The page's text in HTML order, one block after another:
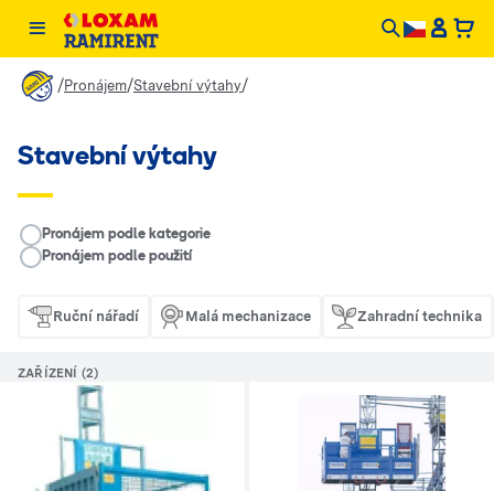
/Pronájem/Stavební výtahy/
Stavební výtahy
__RENTAL.LEGEND
Pronájem podle kategorie
Pronájem podle použití
Ruční nářadí Malá mechanizace Zahradní technika
ZAŘÍZENÍ (2)